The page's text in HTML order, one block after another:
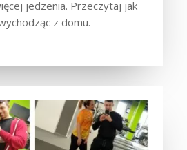
jedzenia. Przeczytaj jak
z domu.